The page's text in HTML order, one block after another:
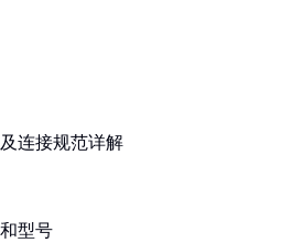
连接规范详解
型号